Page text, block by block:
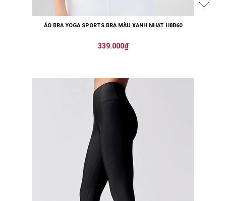
ÁO BRA YOGA SPORTS BRA MÀU XANH NHẠT H8B60
339.000₫